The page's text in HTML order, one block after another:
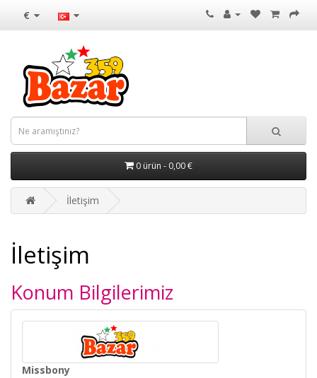
€
0 ürün - 0,00 €
İletişim
İletişim
Konum Bilgilerimiz
Missbony